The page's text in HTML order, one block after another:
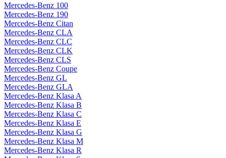
Mercedes-Benz 100
Mercedes-Benz 190
Mercedes-Benz Citan
Mercedes-Benz CLA
Mercedes-Benz CLC
Mercedes-Benz CLK
Mercedes-Benz CLS
Mercedes-Benz Coupe
Mercedes-Benz GL
Mercedes-Benz GLA
Mercedes-Benz Klasa A
Mercedes-Benz Klasa B
Mercedes-Benz Klasa C
Mercedes-Benz Klasa E
Mercedes-Benz Klasa G
Mercedes-Benz Klasa M
Mercedes-Benz Klasa R